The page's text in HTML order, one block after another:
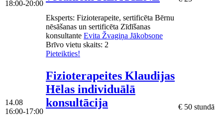
18:00-20:00
Eksperts: Fizioterapeite, sertificēta Bērnu
nēsāšanas un sertificēta Zīdīšanas
konsultante Evita Žvagiņa Jākobsone
Brīvo vietu skaits: 2
Pieteikties!
14.08
16:00-17:00
Fizioterapeites Klaudijas
Hēlas individuālā
konsultācija
€ 50 stundā